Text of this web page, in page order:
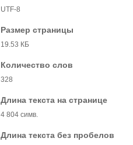
UTF-8
Размер страницы
19.53 КБ
Количество слов
328
Длина текста на странице
4 804 симв.
Длина текста без пробелов